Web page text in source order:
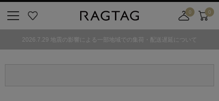
気
0
舗
カ
0
2026.7.29 地震の影響による一部地域での集荷・配送遅延について